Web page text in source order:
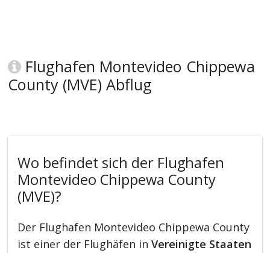
Flughafen Montevideo Chippewa
County (MVE) Abflug
Wo befindet sich der Flughafen
Montevideo Chippewa County
(MVE)?
Der Flughafen Montevideo Chippewa County
ist einer der Flughäfen inVereinigte Staaten